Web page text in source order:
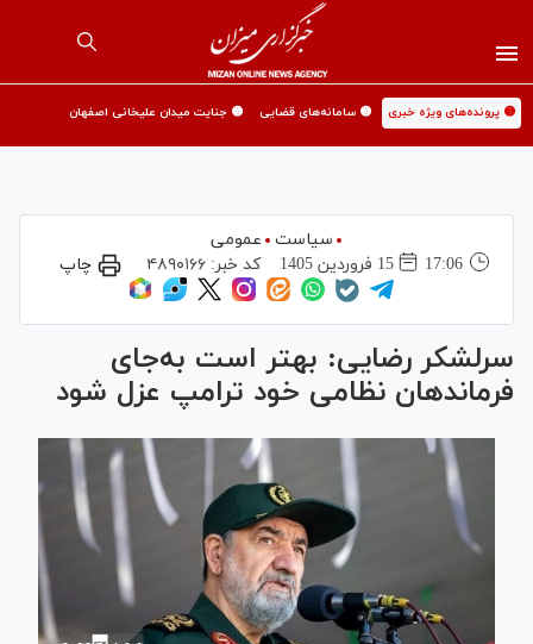
🟡 پرونده‌های ویژه خبری 🟡 سامانه‌های قضایی 🟡 جنایت میدان علیخانی اصفهان
سیاست
عمومی
17:06
15 فروردين 1405 کد خبر:۴۸۹۰۱۶۶ چاپ
سرلشکر رضایی: بهتر است به‌جای
فرماندهان نظامی خود ترامپ عزل شود